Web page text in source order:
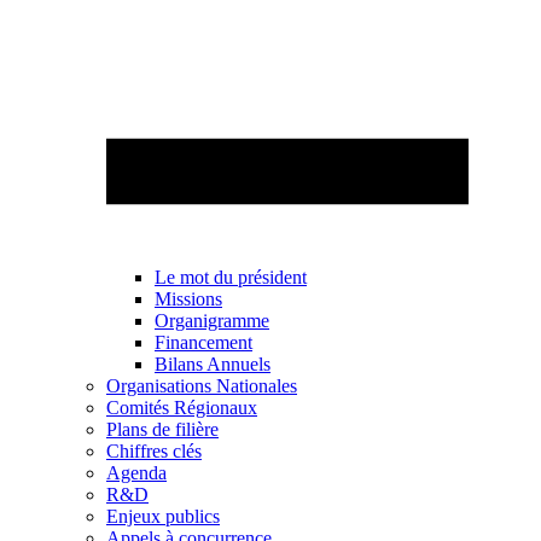
Le mot du président
Missions
Organigramme
Financement
Bilans Annuels
Organisations Nationales
Comités Régionaux
Plans de filière
Chiffres clés
Agenda
R&D
Enjeux publics